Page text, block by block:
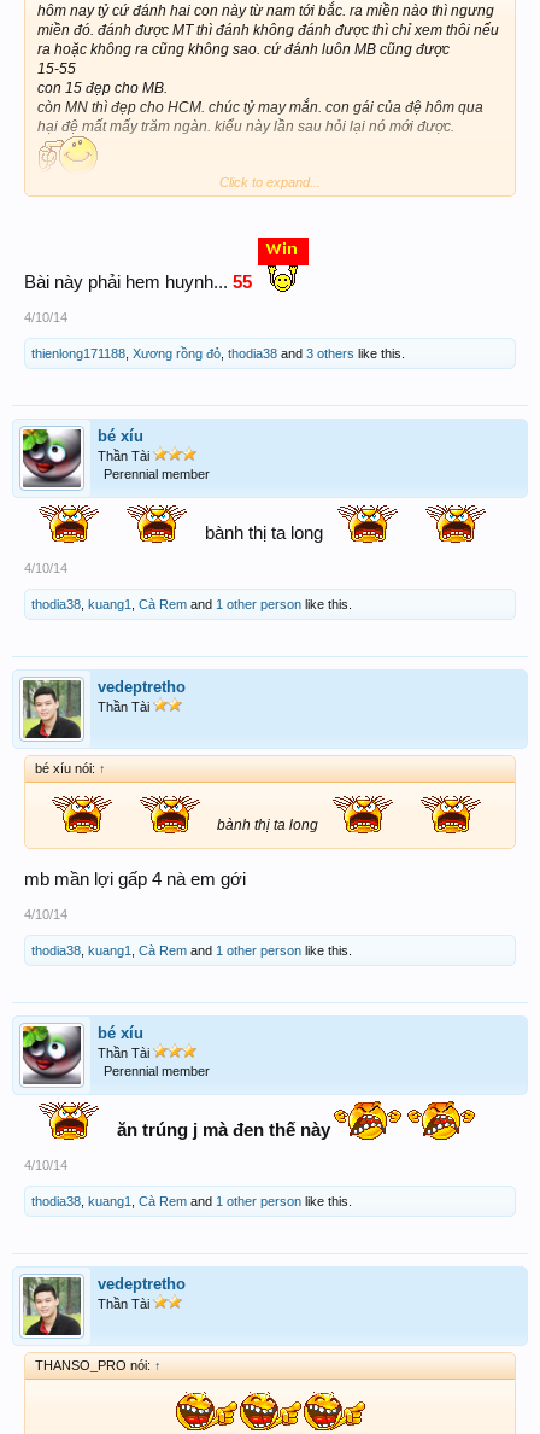
hôm nay tỷ cứ đánh hai con này từ nam tới bắc. ra miền nào thì ngưng
miền đó. đánh được MT thì đánh không đánh được thì chỉ xem thôi nếu
ra hoặc không ra cũng không sao. cứ đánh luôn MB cũng được
15-55
con 15 đẹp cho MB.
còn MN thì đẹp cho HCM. chúc tỷ may mắn. con gái của đệ hôm qua
hại đệ mất mấy trăm ngàn. kiểu này lần sau hỏi lại nó mới được.
Click to expand...
Bài này phải hem huynh... 55
4/10/14
thienlong171188 Xương rồng đỏ thodia38 and 3 others like this.
bé xíu
Thần Tài
Perennial member
bành thị ta long
4/10/14
thodia38 kuang1 Cà Rem and 1 other person like this.
vedeptretho
Thần Tài
bé xíu nói: ↑
bành thị ta long
mb mần lợi gấp 4 nà em gới
4/10/14
thodia38 kuang1 Cà Rem and 1 other person like this.
bé xíu
Thần Tài
Perennial member
ăn trúng j mà đen thế này
4/10/14
thodia38 kuang1 Cà Rem and 1 other person like this.
vedeptretho
Thần Tài
THANSO_PRO nói: ↑